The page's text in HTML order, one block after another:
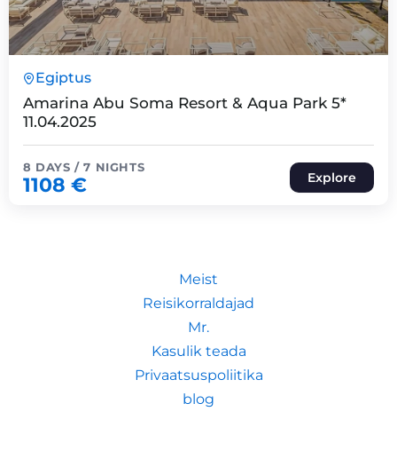
Expired !
Egiptus
Amarina Abu Soma Resort & Aqua Park 5*
11.04.2025
8 DAYS / 7 NIGHTS
1108 € Explore
Meist
Reisikorraldajad
Mr.
Kasulik teada
Privaatsuspoliitika
blog